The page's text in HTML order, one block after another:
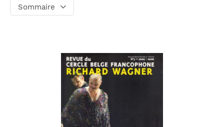
Sommaire